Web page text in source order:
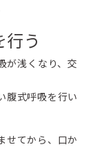
う
が浅くなり、交
腹式呼吸を行い
せてから、口か